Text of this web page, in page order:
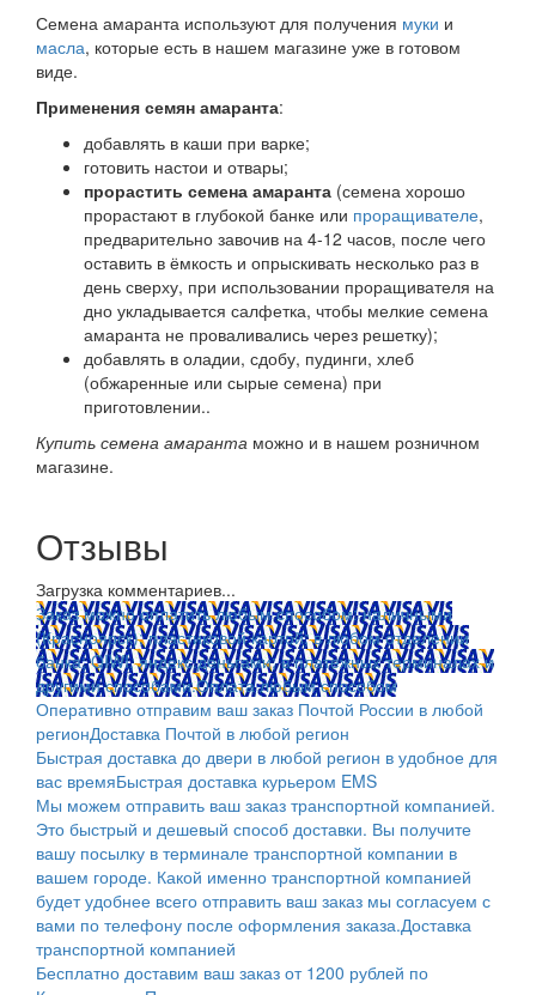
Семена амаранта используют для получения муки и
масла, которые есть в нашем магазине уже в готовом
виде.
Применения семян амаранта:
добавлять в каши при варке;
готовить настои и отвары;
прорастить семена амаранта (семена хорошо
прорастают в глубокой банке или проращивателе,
предварительно завочив на 4-12 часов, после чего
оставить в ёмкость и опрыскивать несколько раз в
день сверху, при использовании проращивателя на
дно укладывается салфетка, чтобы мелкие семена
амаранта не проваливались через решетку);
добавлять в оладии, сдобу, пудинги, хлеб
(обжаренные или сырые семена) при
приготовлении..
Купить семена амаранта можно и в нашем розничном
магазине.
Отзывы
Загрузка комментариев...
Заказ можно оплатить любым способом: наличными
(Красноярск); пластиковой картой; в любом отделении
банка; QIWI, яндекс.деньгами; в платежных терминалах и
другими способами.Оплата любым способом
Оперативно отправим ваш заказ Почтой России в любой
регионДоставка Почтой в любой регион
Быстрая доставка до двери в любой регион в удобное для
вас времяБыстрая доставка курьером EMS
Мы можем отправить ваш заказ транспортной компанией.
Это быстрый и дешевый способ доставки. Вы получите
вашу посылку в терминале транспортной компании в
вашем городе. Какой именно транспортной компанией
будет удобнее всего отправить ваш заказ мы согласуем с
вами по телефону после оформления заказа.Доставка
транспортной компанией
Бесплатно доставим ваш заказ от 1200 рублей по